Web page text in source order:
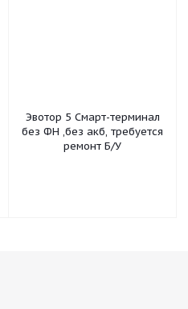
Эвотор 5 Смарт-терминал
без ФН ,без акб, требуется
ремонт Б/У